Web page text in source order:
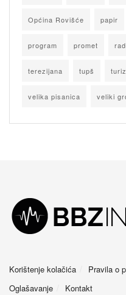
Općina Rovišće papir
program promet
terezijana tupš
velika pisanica veliki
Korištenje kolačića Pravila o
Oglašavanje
Kontakt